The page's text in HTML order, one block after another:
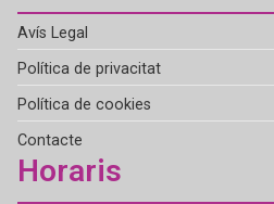
Avís Legal
Política de privacitat
Política de cookies
Contacte
Horaris